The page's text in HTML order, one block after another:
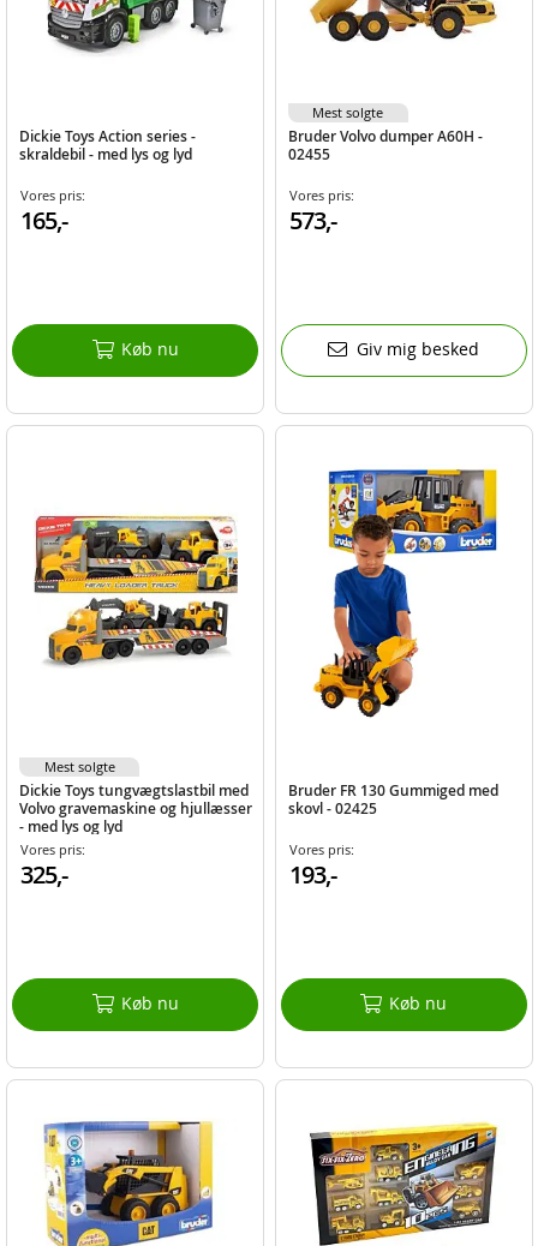
Dickie Toys Action series -
skraldebil - med lys og lyd
Vores pris:
165,-
Køb nu
Bruder Volvo dumper A60H -
02455
Vores pris:
573,-
Giv mig besked
Mest solgte
Dickie Toys tungvægtslastbil med
Volvo gravemaskine og hjullæsser
- med lys og lyd
Vores pris:
325,-
Køb nu
Mest solgte
Bruder FR 130 Gummiged med
skovl - 02425
Vores pris:
193,-
Køb nu